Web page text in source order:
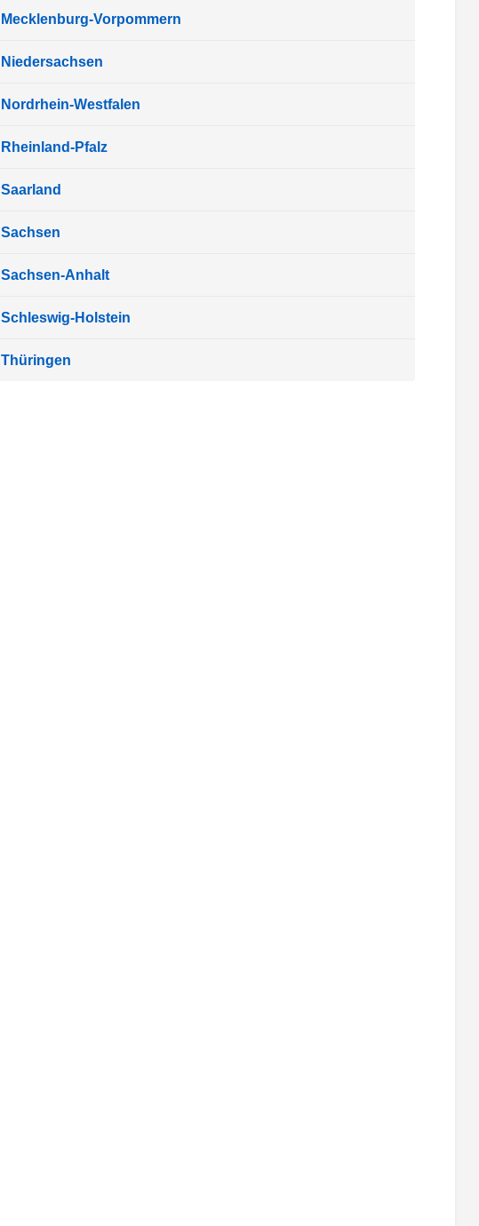
Mecklenburg-Vorpommern
Niedersachsen
Nordrhein-Westfalen
Rheinland-Pfalz
Saarland
Sachsen
Sachsen-Anhalt
Schleswig-Holstein
Thüringen